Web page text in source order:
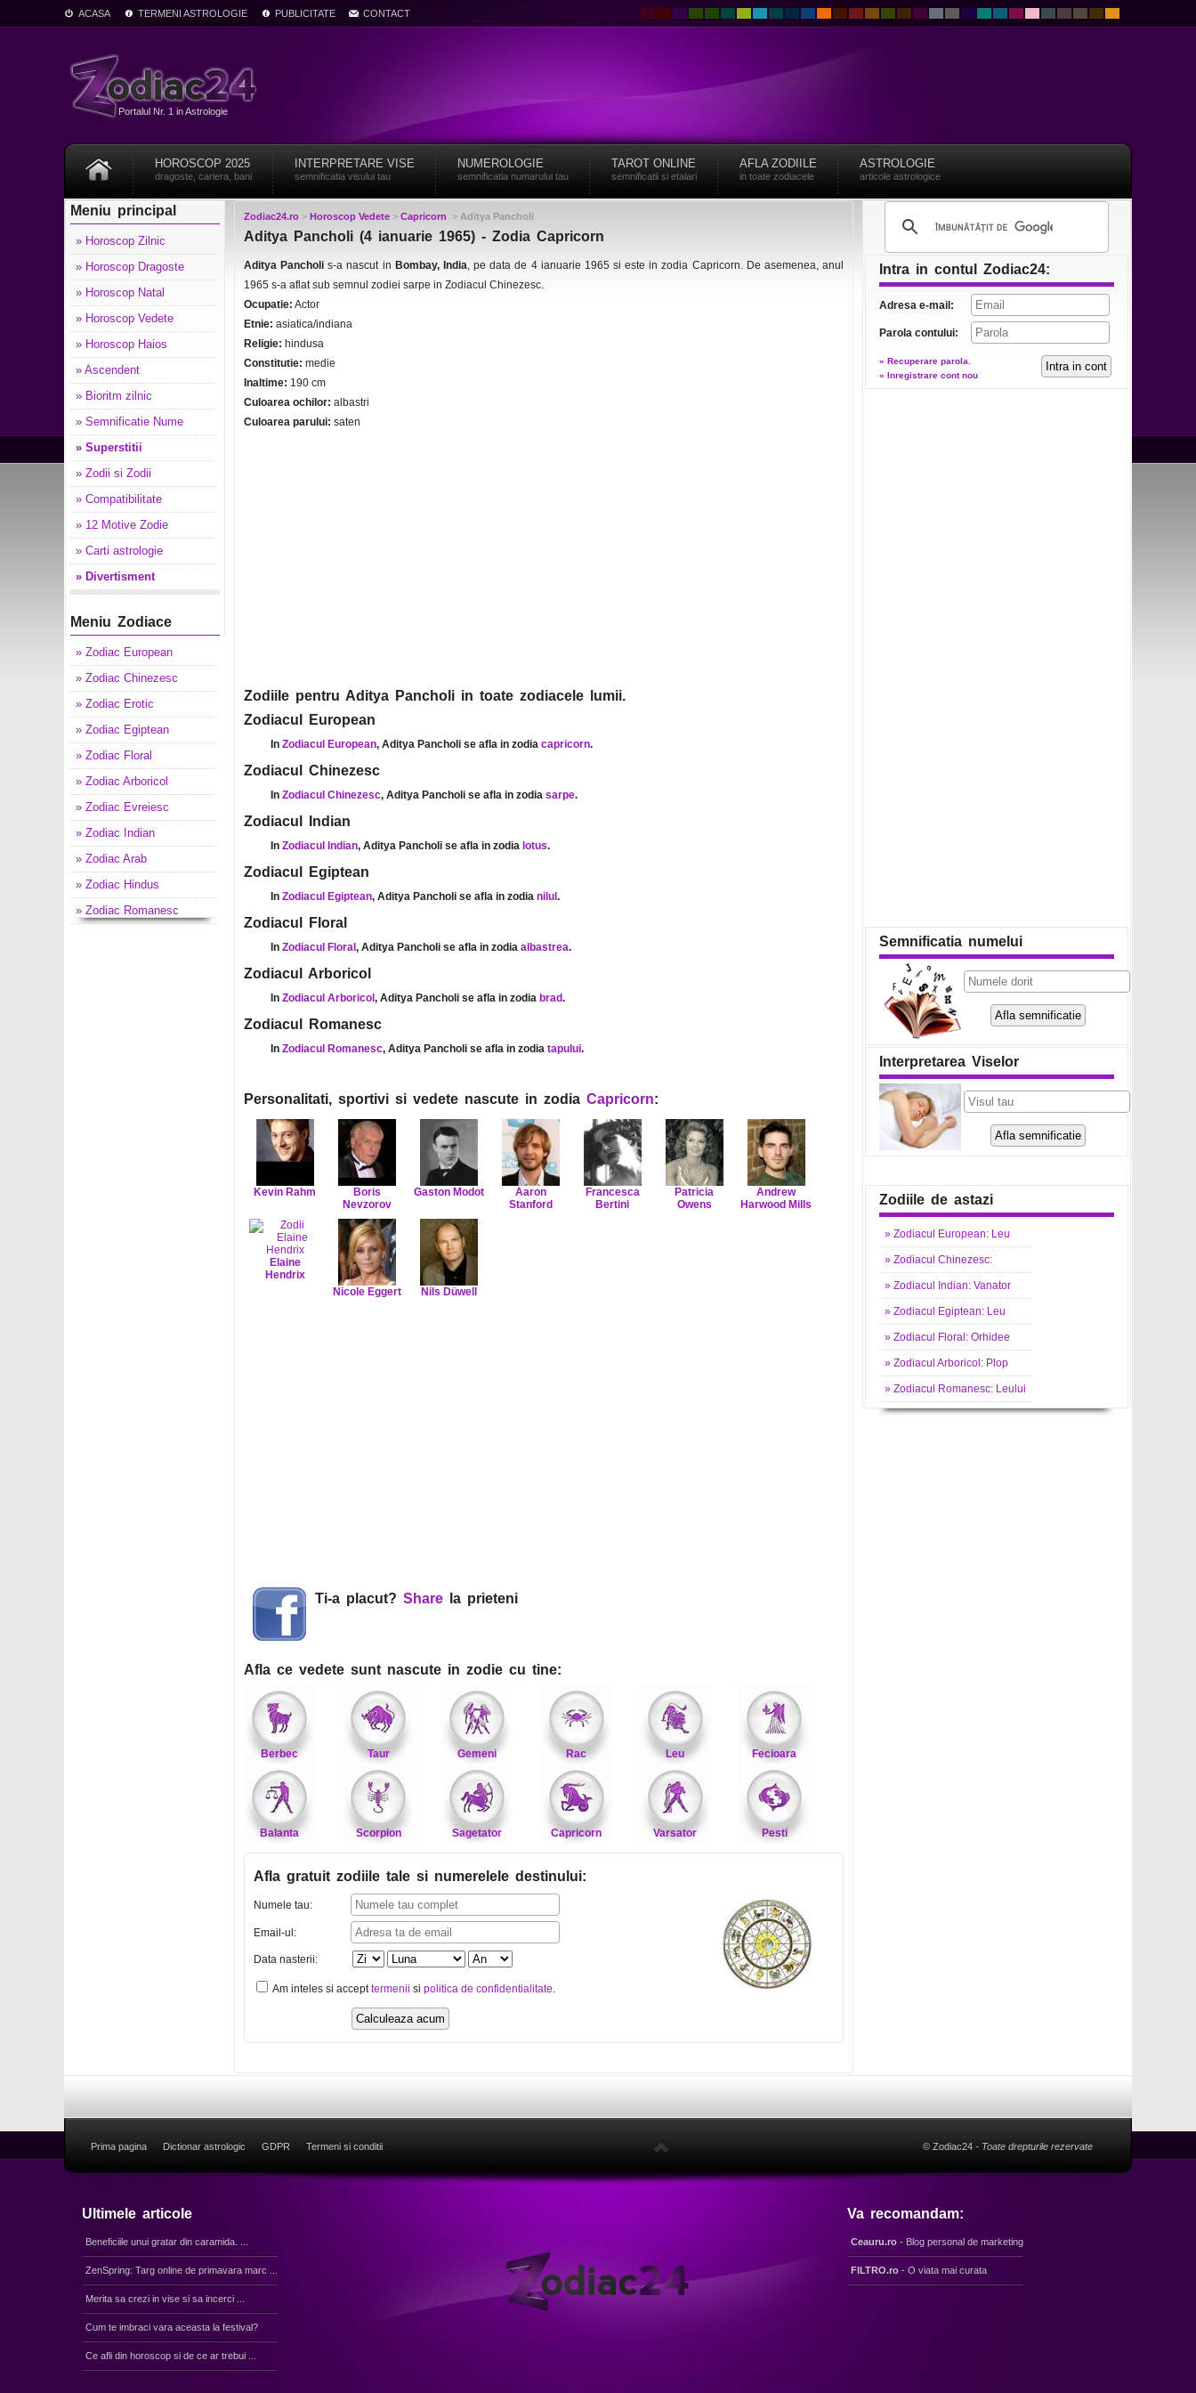
ACASA TERMENI ASTROLOGIE PUBLICITATE CONTACT
Portalul Nr. 1 in Astrologie
HOROSCOP 2025
dragoste, cariera, bani
INTERPRETARE VISE
semnificatia visului tau
NUMEROLOGIE
semnificatia numarului tau
TAROT ONLINE
semnificatii si etalari
AFLA ZODIILE
in toate zodiacele
ASTROLOGIE
articole astrologice
Meniu principal
» Horoscop Zilnic
» Horoscop Dragoste
» Horoscop Natal
» Horoscop Vedete
» Horoscop Haios
» Ascendent
» Bioritm zilnic
» Semnificatie Nume
» Superstitii
» Zodii si Zodii
» Compatibilitate
» 12 Motive Zodie
» Carti astrologie
» Divertisment
Meniu Zodiace
» Zodiac European
» Zodiac Chinezesc
» Zodiac Erotic
» Zodiac Egiptean
» Zodiac Floral
» Zodiac Arboricol
» Zodiac Evreiesc
» Zodiac Indian
» Zodiac Arab
» Zodiac Hindus
» Zodiac Romanesc
Zodiac24.ro > Horoscop Vedete > Capricorn > Aditya Pancholi
Aditya Pancholi (4 ianuarie 1965) - Zodia Capricorn
Aditya Pancholi s-a nascut in Bombay, India, pe data de 4 ianuarie 1965 si este in zodia Capricorn. De asemenea, anul
1965 s-a aflat sub semnul zodiei sarpe in Zodiacul Chinezesc.
Ocupatie: Actor
Etnie: asiatica/indiana
Religie: hindusa
Constitutie: medie
Inaltime: 190 cm
Culoarea ochilor: albastri
Culoarea parului: saten
Zodiile pentru Aditya Pancholi in toate zodiacele lumii.
Zodiacul European
In Zodiacul European, Aditya Pancholi se afla in zodia capricorn.
Zodiacul Chinezesc
In Zodiacul Chinezesc, Aditya Pancholi se afla in zodia sarpe.
Zodiacul Indian
In Zodiacul Indian, Aditya Pancholi se afla in zodia lotus.
Zodiacul Egiptean
In Zodiacul Egiptean, Aditya Pancholi se afla in zodia nilul .
Zodiacul Floral
In Zodiacul Floral , Aditya Pancholi se afla in zodia albastrea.
Zodiacul Arboricol
In Zodiacul Arboricol , Aditya Pancholi se afla in zodia brad.
Zodiacul Romanesc
In Zodiacul Romanesc, Aditya Pancholi se afla in zodia tapului.
Personalitati, sportivi si vedete nascute in zodia Capricorn:
Kevin Rahm
Boris
Nevzorov
Gaston Modot
Aaron
Stanford
Francesca
Bertini
Patricia
Owens
Andrew
Harwood Mills
Elaine
Hendrix
Nicole Eggert
Nils Düwell
Ti-a placut? Share la prieteni
Afla ce vedete sunt nascute in zodie cu tine:
Berbec Taur Gemeni Rac Leu Fecioara
Balanta Scorpion Sagetator Capricorn Varsator Pesti
Afla gratuit zodiile tale si numerelele destinului:
Numele tau:
Email-ul:
Data nasterii:
Am inteles si accepttermenii si politica de confidentialitate.
Intra in contul Zodiac24:
Adresa e-mail:
Parola contului:
» Recuperare parola.
» Inregistrare cont nou
Semnificatia numelui
Interpretarea Viselor
Zodiile de astazi
» Zodiacul European: Leu
» Zodiacul Chinezesc:
» Zodiacul Indian: Vanator
» Zodiacul Egiptean: Leu
» Zodiacul Floral: Orhidee
» Zodiacul Arboricol: Plop
» Zodiacul Romanesc: Leului
Prima pagina Dictionar astrologic GDPR Termeni si conditii © Zodiac24 - Toate drepturile rezervate
Ultimele articole
Beneficiile unui gratar din caramida. ...
ZenSpring: Targ online de primavara marc ...
Merita sa crezi in vise si sa incerci ...
Cum te imbraci vara aceasta la festival?
Ce afli din horoscop si de ce ar trebui ...
Va recomandam:
Ceauru.ro - Blog personal de marketing
FILTRO.ro - O viata mai curata